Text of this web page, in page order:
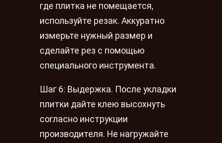
где плитка не помещается,
используйте резак. Аккуратно
измерьте нужный размер и
сделайте рез с помощью
специального инструмента.
Шаг 6: Выдержка. После укладки
плитки дайте клею высохнуть
согласно инструкции
производителя. Не нагружайте